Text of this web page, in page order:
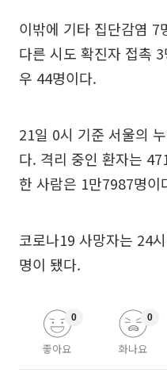
이밖에 기타 집단감염
다른 시도 확진자 접촉
우 44명이다.
21일 0시 기준 서울의
다. 격리 중인 환자는
한 사람은 1만7987명이
코로나19 사망자는 24
명이 됐다.
좋아요
0
화나요
0